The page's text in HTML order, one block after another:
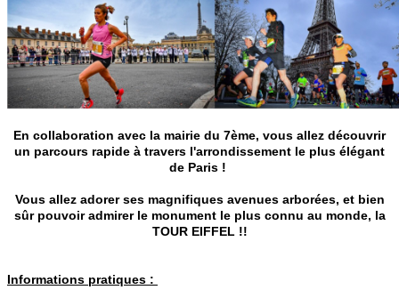
En collaboration avec la mairie du 7ème, vous allez découvrir
un parcours rapide à travers l'arrondissement le plus élégant
de Paris !
Vous allez adorer ses magnifiques avenues arborées, et bien
sûr pouvoir admirer le monument le plus connu au monde, la
TOUR EIFFEL !!
Informations pratiques :